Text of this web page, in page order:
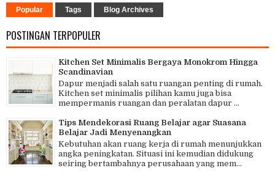
Popular Tags Blog Archives
POSTINGAN TERPOPULER
Kitchen Set Minimalis Bergaya Monokrom Hingga
Scandinavian
Dapur menjadi salah satu ruangan penting di rumah.
Kitchen set minimalis pilihan kamu juga bisa
mempermanis ruangan dan peralatan dapur ...
Tips Mendekorasi Ruang Belajar agar Suasana
Belajar Jadi Menyenangkan
Kebutuhan akan ruang kerja di rumah menunjukkan
angka peningkatan. Situasi ini kemudian didukung
seiring bertambahnya perusahaan yang mem...